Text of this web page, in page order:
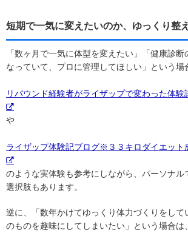
短期で一気に変えたいのか、ゆっくり整
「数ヶ月で一気に体型を変えたい」「健康診
なっていて、プロに管理してほしい」という場
リバウンド経験者がライザップで変わった体験
や
ライザップ体験記ブログ※３３キロダイエット
のような実体験も参考にしながら、パーソナル
選択肢もあります。
逆に、「数年かけてゆっくり体力づくりをして
のものを趣味にしてしまいたい」という場合は